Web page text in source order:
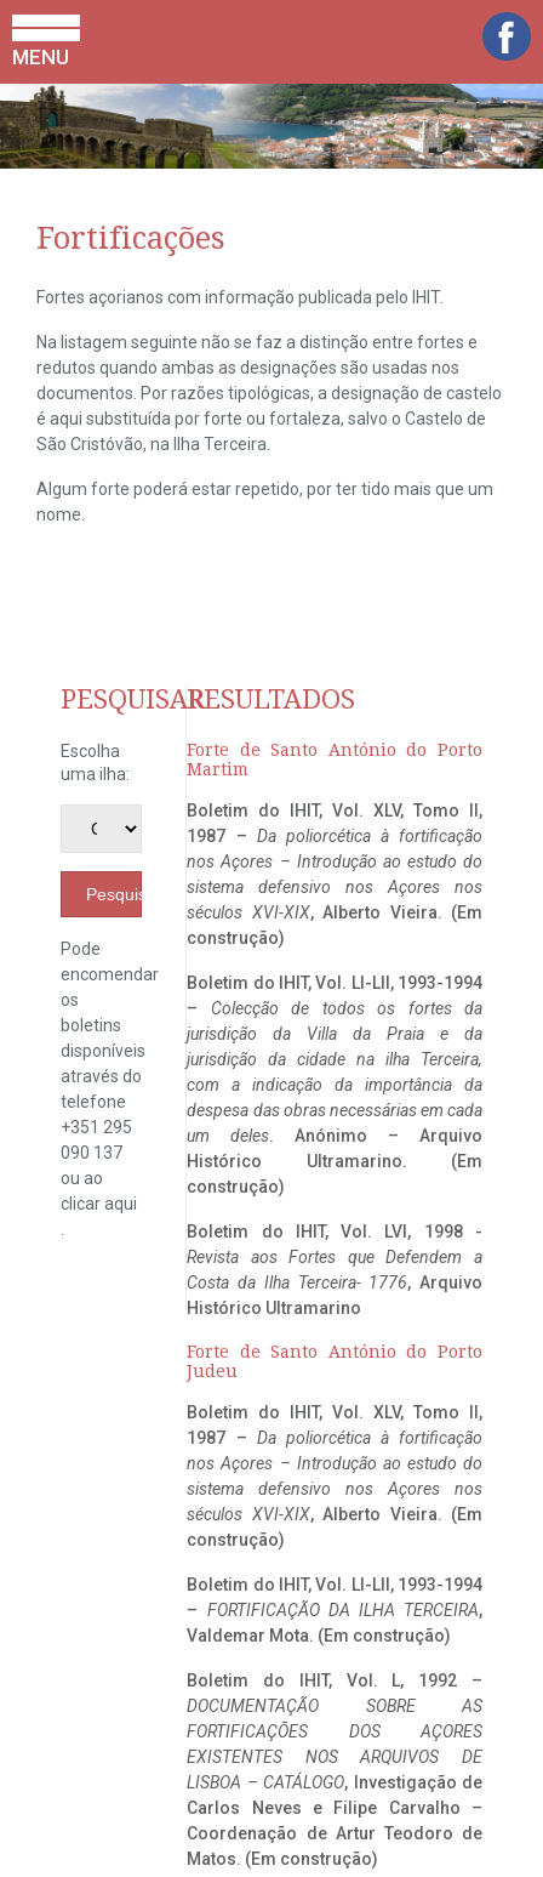
MENU
Fortificações
Fortes açorianos com informação publicada pelo IHIT.
Na listagem seguinte não se faz a distinção entre fortes e
redutos quando ambas as designações são usadas nos
documentos. Por razões tipológicas, a designação de castelo
é aqui substituída por forte ou fortaleza, salvo o Castelo de
São Cristóvão, na Ilha Terceira.
Algum forte poderá estar repetido, por ter tido mais que um
nome.
PESQUISAR
Escolha
uma ilha:
Pesquisar
Pode
encomendar
os
boletins
disponíveis
através do
telefone
+351 295
090 137
ou ao
clicaraqui
RESULTADOS
Forte de Santo António do Porto
Martim
Boletim do IHIT, Vol. XLV, Tomo II,
1987 – Da poliorcética à fortificação
nos Açores – Introdução ao estudo do
sistema defensivo nos Açores nos
séculos XVI-XIX, Alberto Vieira. (Em
construção)
Boletim do IHIT, Vol. LI-LII, 1993-1994
– Colecção de todos os fortes da
jurisdição da Villa da Praia e da
jurisdição da cidade na ilha Terceira,
com a indicação da importância da
despesa das obras necessárias em cada
um deles. Anónimo – Arquivo
Histórico Ultramarino. (Em
construção)
Boletim do IHIT, Vol. LVI, 1998 -
Revista aos Fortes que Defendem a
Costa da Ilha Terceira- 1776, Arquivo
Histórico Ultramarino
Forte de Santo António do Porto
Judeu
Boletim do IHIT, Vol. XLV, Tomo II,
1987 – Da poliorcética à fortificação
nos Açores – Introdução ao estudo do
sistema defensivo nos Açores nos
séculos XVI-XIX, Alberto Vieira. (Em
construção)
Boletim do IHIT, Vol. LI-LII, 1993-1994
– FORTIFICAÇÃO DA ILHA TERCEIRA,
Valdemar Mota. (Em construção)
Boletim do IHIT, Vol. L, 1992 –
DOCUMENTAÇÃO SOBRE AS
FORTIFICAÇÕES DOS AÇORES
EXISTENTES NOS ARQUIVOS DE
LISBOA – CATÁLOGO, Investigação de
Carlos Neves e Filipe Carvalho –
Coordenação de Artur Teodoro de
Matos. (Em construção)